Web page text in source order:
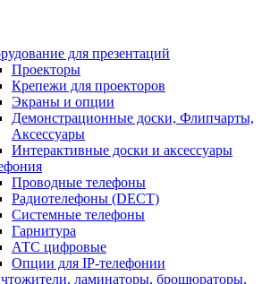
для презентаций
Проекторы
Крепежи для проекторов
Экраны и опции
Демонстрационные доски, Флипчарты,
Аксессуары
Интерактивные доски и аксессуары
Проводные телефоны
Радиотелефоны (DECT)
Системные телефоны
Гарнитура
АТС цифровые
Опции для IP-телефонии
ламинаторы, брошюраторы,